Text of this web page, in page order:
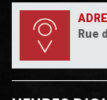
Rue